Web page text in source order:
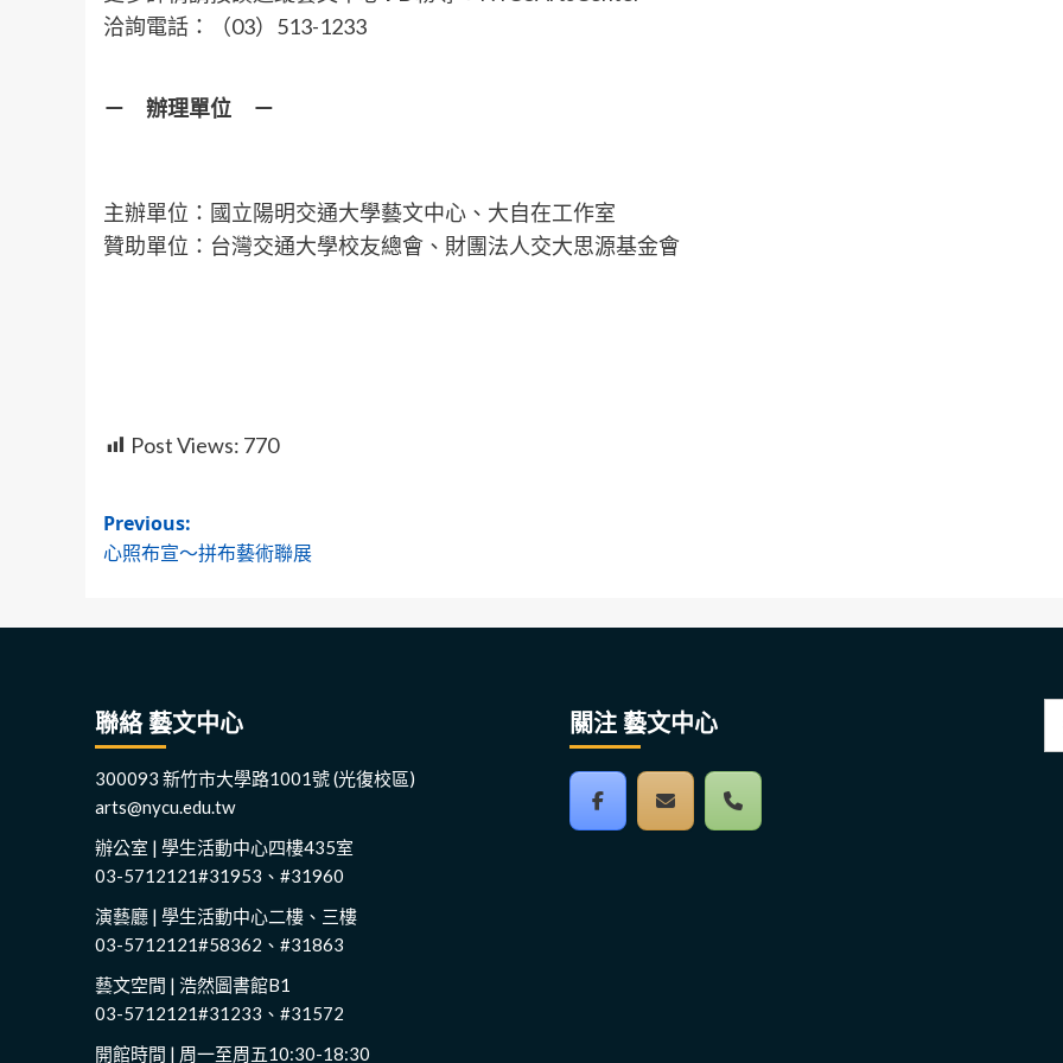
洽詢電話：（03）513-1233
－ 辦理單位 －
主辦單位：國立陽明交通大學藝文中心、大自在工作室
贊助單位：台灣交通大學校友總會、財團法人交大思源基金會
Post Views: 770
Post
navigation
Previous:
心照布宣～拼布藝術聯展
聯絡 藝文中心
300093 新竹市大學路1001號 (光復校區)
arts@nycu.edu.tw
辦公室 | 學生活動中心四樓435室
03-5712121#31953、#31960
演藝廳 | 學生活動中心二樓、三樓
03-5712121#58362、#31863
藝文空間 | 浩然圖書館B1
03-5712121#31233、#31572
開館時間 | 周一至周五10:30-18:30
關注 藝文中心